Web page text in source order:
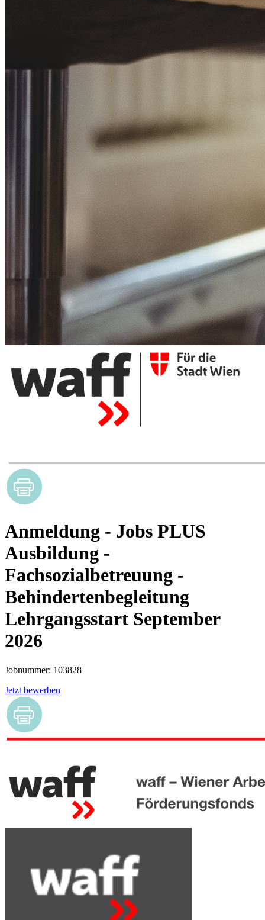
Anmeldung - Jobs PLUS
Ausbildung -
Fachsozialbetreuung -
Behindertenbegleitung
Lehrgangsstart September
2026
Jobnummer: 103828
Jetzt bewerben